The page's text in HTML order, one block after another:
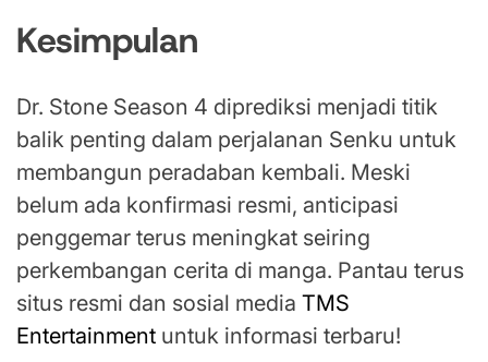
Kesimpulan
Dr. Stone Season 4 diprediksi menjadi titik
balik penting dalam perjalanan Senku untuk
membangun peradaban kembali. Meski
belum ada konfirmasi resmi, anticipasi
penggemar terus meningkat seiring
perkembangan cerita di manga. Pantau terus
situs resmi dan sosial media TMS
Entertainment untuk informasi terbaru!